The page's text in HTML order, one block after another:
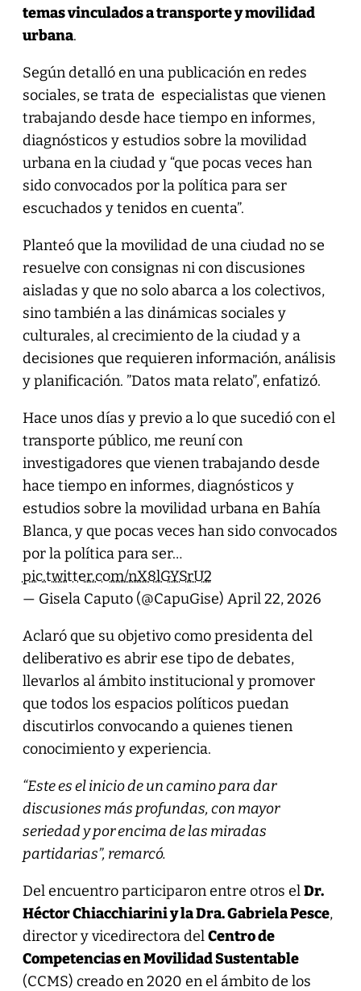
temas vinculados a transporte y movilidad
urbana.
Según detalló en una publicación en redes
sociales, se trata de especialistas que vienen
trabajando desde hace tiempo en informes,
diagnósticos y estudios sobre la movilidad
urbana en la ciudad y “que pocas veces han
sido convocados por la política para ser
escuchados y tenidos en cuenta”.
Planteó que la movilidad de una ciudad no se
resuelve con consignas ni con discusiones
aisladas y que no solo abarca a los colectivos,
sino también a las dinámicas sociales y
culturales, al crecimiento de la ciudad y a
decisiones que requieren información, análisis
y planificación. ”Datos mata relato”, enfatizó.
Hace unos días y previo a lo que sucedió con el
transporte público, me reuní con
investigadores que vienen trabajando desde
hace tiempo en informes, diagnósticos y
estudios sobre la movilidad urbana en Bahía
Blanca, y que pocas veces han sido convocados
por la política para ser…
pic.twitter.com/nX8lGYSrU2
— Gisela Caputo (@CapuGise) April 22, 2026
Aclaró que su objetivo como presidenta del
deliberativo es abrir ese tipo de debates,
llevarlos al ámbito institucional y promover
que todos los espacios políticos puedan
discutirlos convocando a quienes tienen
conocimiento y experiencia.
“Este es el inicio de un camino para dar
discusiones más profundas, con mayor
seriedad y por encima de las miradas
partidarias”, remarcó.
Del encuentro participaron entre otros elDr.
Héctor Chiacchiarini y la Dra. Gabriela Pesce,
director y vicedirectora delCentro de
Competencias en Movilidad Sustentable
(CCMS) creado en 2020 en el ámbito de los